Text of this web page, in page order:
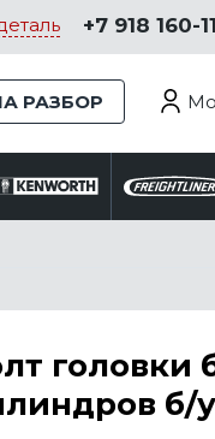
+7 918 160-
РАЗБОР
головки
б/у